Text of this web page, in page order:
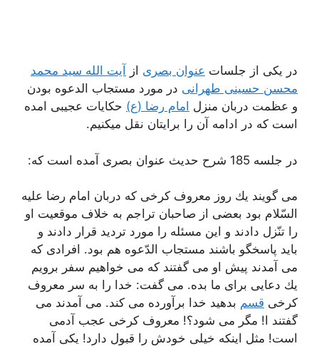
در یکی از جلسات عنوان بصری از
آیت الله سید محمد
محسن حسینی طهرانی در مورد مستجاب الدعوه بودن
و عظمت دربان منزل امام رضا (ع) حکایات عجیبی امده
است که در ادامه آن را برایتان نقل میکنیم.
در جلسه 185 شرح حدیث عنوان بصری آمده است که:
می گویند یك روز معروف كرخی كه دربان امام رضا علیه
السّلام بود بعضی از صاحبان تراجم به خلاف موقعیت او
را تنّزل دادند و این مسئله را مورد تردید قرار دادند و
باید پاسخگو باشند مستجاب الدّعوه هم بود. افرادی كه
می آمدند پیش او می گفتند كه می خواهیم سفر برویم
یك دعایی برای ما بده. می گفت: خدا را به سر معروف
كرخی قسم بدهید خدا برآورده می كند. می آمدند می
گفتند ا! مگر می شود؟! معروف كرخی عجب آدمی
است! مثل اینكه خیلی خودش را قبول دارد! یكی آمده